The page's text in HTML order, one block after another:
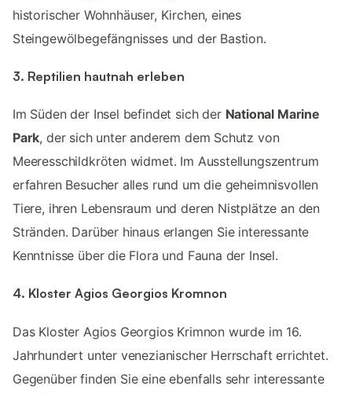
historischer Wohnhäuser, Kirchen, eines
Steingewölbegefängnisses und der Bastion.
3. Reptilien hautnah erleben
Im Süden der Insel befindet sich der National Marine
Park, der sich unter anderem dem Schutz von
Meeresschildkröten widmet. Im Ausstellungszentrum
erfahren Besucher alles rund um die geheimnisvollen
Tiere, ihren Lebensraum und deren Nistplätze an den
Stränden. Darüber hinaus erlangen Sie interessante
Kenntnisse über die Flora und Fauna der Insel.
4. Kloster Agios Georgios Kromnon
Das Kloster Agios Georgios Krimnon wurde im 16.
Jahrhundert unter venezianischer Herrschaft errichtet.
Gegenüber finden Sie eine ebenfalls sehr interessante